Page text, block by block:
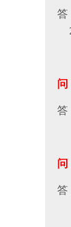
答
问
答
问
答